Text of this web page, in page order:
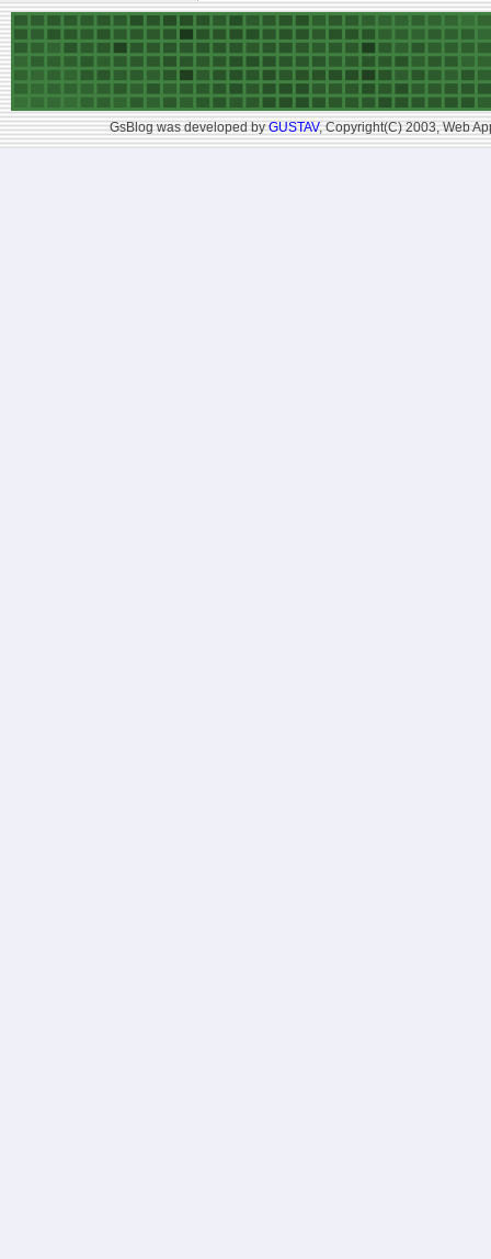
GsBlog was developed byGUSTAV, Copyright(C) 2003, Web